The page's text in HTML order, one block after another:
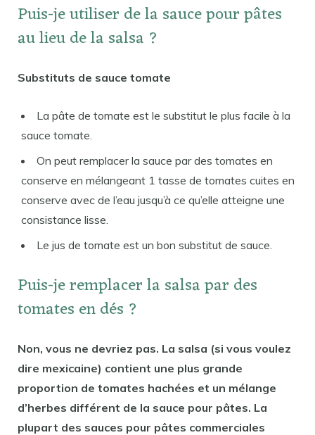
Puis-je utiliser de la sauce pour pâtes
au lieu de la salsa ?
Substituts de sauce tomate
La pâte de tomate est le substitut le plus facile à la
sauce tomate.
On peut remplacer la sauce par des tomates en
conserve en mélangeant 1 tasse de tomates cuites en
conserve avec de l’eau jusqu’à ce qu’elle atteigne une
consistance lisse.
Le jus de tomate est un bon substitut de sauce.
Puis-je remplacer la salsa par des
tomates en dés ?
Non, vous ne devriez pas. La salsa (si vous voulez
dire mexicaine) contient une plus grande
proportion de tomates hachées et un mélange
d’herbes différent de la sauce pour pâtes. La
plupart des sauces pour pâtes commerciales